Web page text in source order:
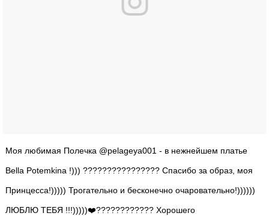
Моя любимая Полечка @pelageya001 - в нежнейшем платье
Bella Potemkina !))) ???????????????? Спасибо за образ, моя
Принцесса!))))) Трогательно и бесконечно очаровательно!))))))
ЛЮБЛЮ ТЕБЯ !!!)))))❤️???????????? Хорошего